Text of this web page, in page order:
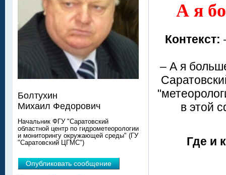
А я
Контекст:
– А я
в этой
Где и
Болтухин
Михаил Федорович
Начальник ФГУ "Саратовский
областной центр по гидрометеорологии
и мониторингу окружающей среды" (ГУ
"Саратовский ЦГМС")
Опубликовать сообщение